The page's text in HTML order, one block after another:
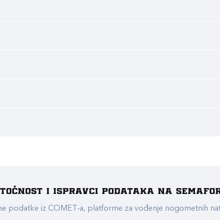
i ispravci podataka na
podatke iz COMET-a, platforme za vođenje nogometnih